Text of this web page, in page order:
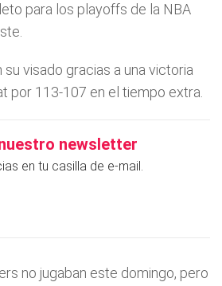
para los playoffs de la NBA
visado gracias a una victoria
por 113-107 en el tiempo extra.
newsletter
en tu casilla de e-mail.
no jugaban este domingo, pero